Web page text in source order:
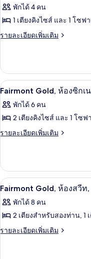
คิง
ไซส์
1
เมือง
พัก,
เตียง
ไซส์
เมือง
ทั้งหมด
ของ
Fairmont
ซิก
เนเจอร์
สวีท,
เตียง
คิง
เตียง
และ
โซฟา
เบด,
วิว
พักได้ 4 คน
1 เตียงคิงไซส์ และ 1 โซ
รายละเอียดเพิ่มเติม
ราย
เกี่ยว
กับ
Fairmont
ห้อง
ซิก
สวี
ไซส์
1
เตียง
และ
โซฟา
เบด,
อ่าว
เปิด
ภาพถ่าย
ทั้งหมด
ของ
ห้อง
ซิก
เนเจอร์
สวีท,
ห้อง
11
Fairmont Gold, ห้องซิกเ
พักได้ 6 คน
2 เตียงคิงไซส์ และ 1 โซ
รายละเอียดเพิ่มเติม
ราย
เกี่ยว
กับ
Fairmont
ห้อง
ซิก
สวี
เปิด
ภาพถ่าย
ทั้งหมด
ของ
1
Fairmont Gold, ห้องสวีท
พักได้ 8 คน
2 เตียงสำหรับสองท่าน, 1
รายละเอียดเพิ่มเติม
ราย